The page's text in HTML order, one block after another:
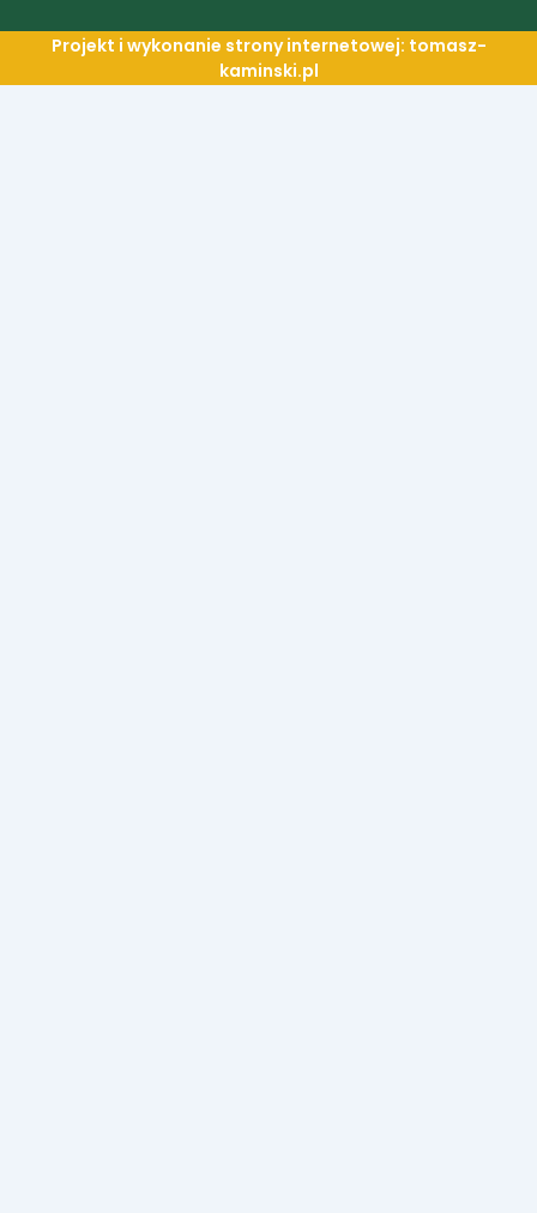
Projekt i wykonanie strony internetowej: tomasz-
kaminski.pl